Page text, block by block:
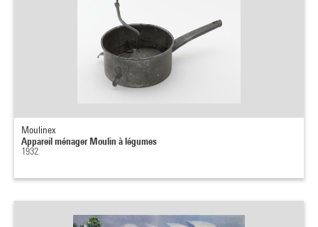
Moulinex
Appareil ménager Moulin à légumes
1932